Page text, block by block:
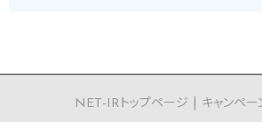
NET-IRトップページ キャンペー